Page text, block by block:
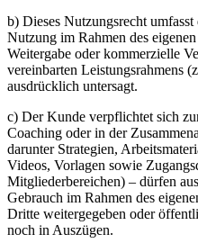
b) Dieses Nutzungsrecht
Nutzung im Rahmen des
Weitergabe oder kommerzielle
vereinbarten Leistungsrahmens
ausdrücklich untersagt.
c) Der Kunde verpflichtet sich
Coaching oder in der
darunter Strategien,
Videos, Vorlagen sowie
Mitgliederbereichen) – dürfen
Gebrauch im Rahmen des
Dritte weitergegeben oder
noch in Auszügen.